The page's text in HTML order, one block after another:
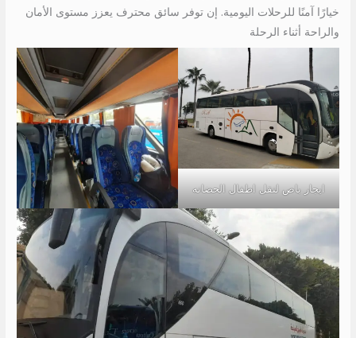
خيارًا آمنًا للرحلات اليومية. إن توفر سائق محترف يعزز مستوى الأمان
والراحة أثناء الرحلة
ايجار باص لنقل اطفال الحضانه